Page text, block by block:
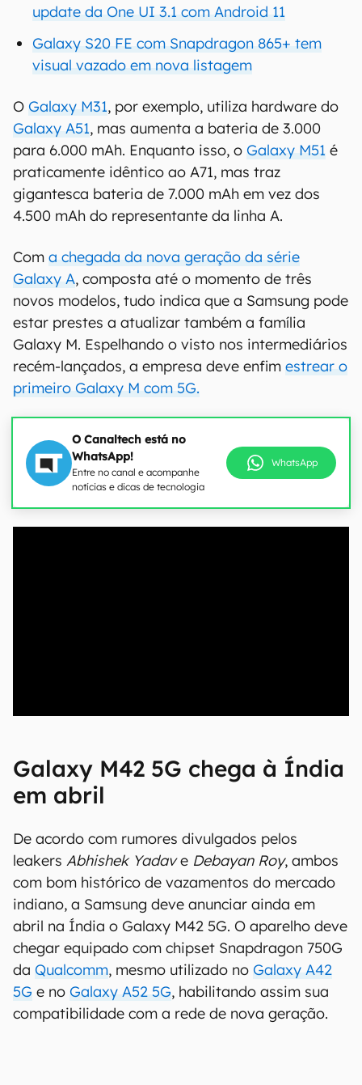
update da One UI 3.1 com Android 11
Galaxy S20 FE com Snapdragon 865+ tem
visual vazado em nova listagem
O Galaxy M31, por exemplo, utiliza hardware do
Galaxy A51, mas aumenta a bateria de 3.000
para 6.000 mAh. Enquanto isso, o Galaxy M51 é
praticamente idêntico ao A71, mas traz
gigantesca bateria de 7.000 mAh em vez dos
4.500 mAh do representante da linha A.
Com a chegada da nova geração da série
Galaxy A, composta até o momento de três
novos modelos, tudo indica que a Samsung pode
estar prestes a atualizar também a família
Galaxy M. Espelhando o visto nos intermediários
recém-lançados, a empresa deve enfim estrear o
primeiro Galaxy M com 5G.
O Canaltech está no
WhatsApp!
Entre no canal e acompanhe
notícias e dicas de tecnologia
WhatsApp
Galaxy M42 5G chega à Índia
em abril
De acordo com rumores divulgados pelos
leakers Abhishek Yadave Debayan Roy, ambos
com bom histórico de vazamentos do mercado
indiano, a Samsung deve anunciar ainda em
abril na Índia o Galaxy M42 5G. O aparelho deve
chegar equipado com chipset Snapdragon 750G
da Qualcomm, mesmo utilizado no Galaxy A42
5G e no Galaxy A52 5G, habilitando assim sua
compatibilidade com a rede de nova geração.